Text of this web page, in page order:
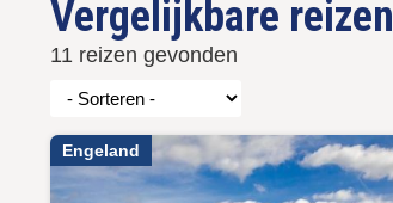
Vergelijkbare reizen
11 reizen gevonden
Engeland